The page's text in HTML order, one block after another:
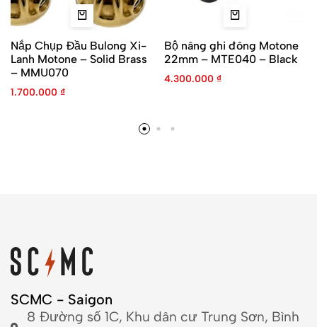
Nắp Chụp Đầu Bulong Xi-
Lanh Motone – Solid Brass
– MMU070
1.700.000 ₫
Bộ nâng ghi đông Motone
22mm – MTE040 – Black
4.300.000 ₫
SCMC - Saigon
8 Đường số 1C, Khu dân cư Trung Sơn, Bình